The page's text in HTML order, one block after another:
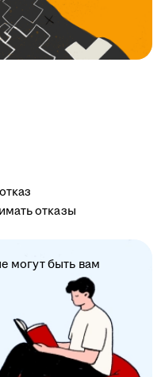
отказы
могут быть вам